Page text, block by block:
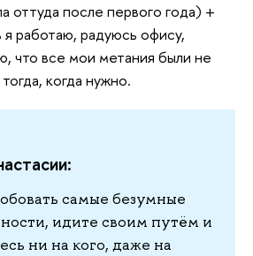
оттуда после первого года) +
работаю, радуюсь офису,
что все мои метания были не
когда нужно.
самые безумные
идите своим путём и
ни на кого, даже на